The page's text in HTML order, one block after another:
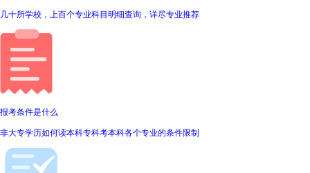
几十所学校，上百个专业科目明细查询，详尽专业推荐
报考条件是什么
非大专学历如何读本科专科考本科各个专业的条件限制